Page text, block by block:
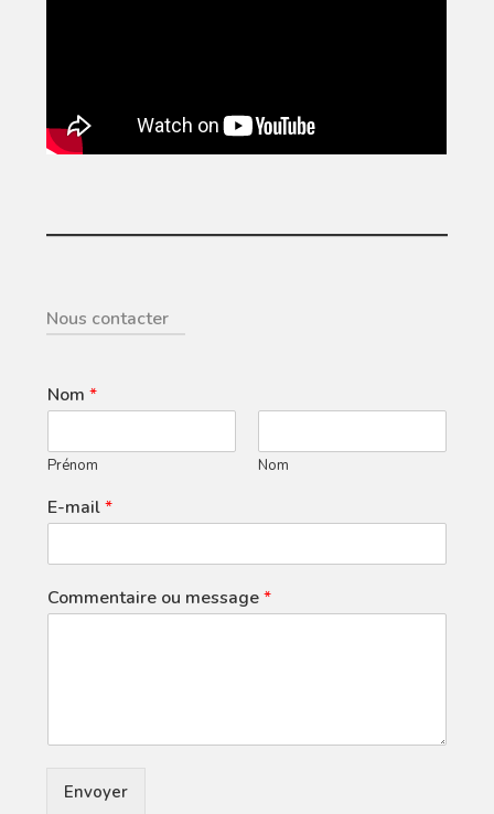
Nous contacter
Nom*
Prénom Nom
E-mail*
Commentaire ou message*
Envoyer